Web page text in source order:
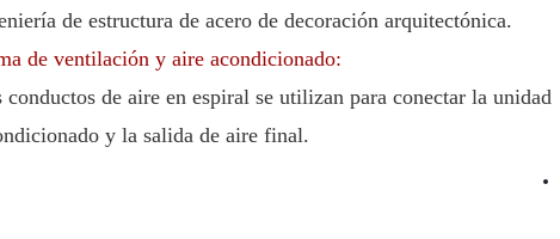
de estructura de acero de decoración arquitectónica.
de ventilación y aire acondicionado:
conductos de aire en espiral se utilizan para conectar la unidad
y la salida de aire final.